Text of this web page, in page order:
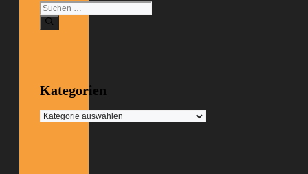
Suchen
nach:
Kategorien
Kategorien